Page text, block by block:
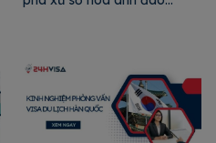
khai xin visa Nhật Bản mới
nhất. Vậy trên mẫu này có
những thông tin gì? Mời bạn
cùng tìm hiểu […]